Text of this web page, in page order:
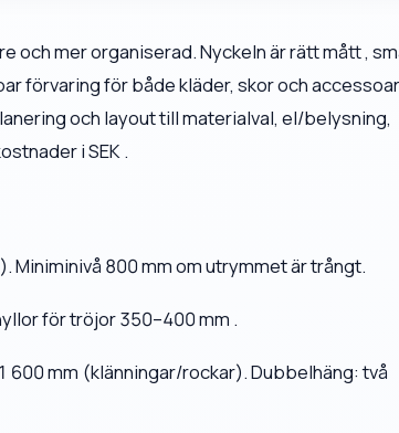
och mer organiserad. Nyckeln är rätt mått ,
förvaring för både kläder, skor och
och layout till materialval, el/belysning,
i SEK .
800 mm om utrymmet är trångt.
för tröjor 350–400 mm .
600 mm (klänningar/rockar). Dubbelhäng: två